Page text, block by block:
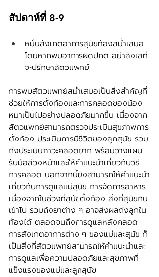
สัปดาห์ที่ 8-9
หมั่นสังเกตอาการสุนัขท้องสม่ำเสมอ
โดยหากพบอาการผิดปกติ อย่าลังเลที่
จะปรึกษาสัตวแพทย์
การพบสัตวแพทย์สม่ำเสมอเป็นสิ่งสำคัญที่
ช่วยให้การตั้งท้องและการคลอดของน้อง
หมาเป็นไปอย่างปลอดภัยมากขึ้น เนื่องจาก
สัตวแพทย์สามารถตรวจประเมินสุขภาพการ
ตั้งท้อง ประเมินการมีชีวิตของลูกสุนัข รวม
ถึงประเมินภาวะคลอดยาก พร้อมวางแผน
รับมือล่วงหน้าและให้คำแนะนำเกี่ยวกับวิธี
การคลอด นอกจากนี้ยังสามารถให้คำแนะนำ
เกี่ยวกับการดูแลแม่สุนัข การจัดการอาหาร
เนื่องจากในช่วงที่สุนัขตั้งท้อง สิ่งที่สุนัขกิน
เข้าไป รวมถึงยาต่าง ๆ อาจส่งผลถึงลูกใน
ท้องได้ ตลอดจนถึงการดูแลหลังคลอด
การสังเกตอาการต่าง ๆ ของแม่และสุนัข ก็
เป็นสิ่งที่สัตวแพทย์สามารถให้คำแนะนำและ
การดูแลเพื่อความปลอดภัยและสุขภาพที่
แข็งแรงของแม่และลูกสุนัข